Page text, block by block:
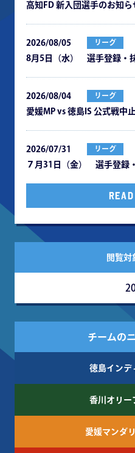
⾼知FD 新⼊団選⼿のお知ら
2026/08/05 リーグ
8月5日（水） 選手登録・
2026/08/04 リーグ
愛媛MP vs 徳島IS 公式戦中
2026/07/31 リーグ
７月31日（金） 選手登録
閲覧対
チームの
徳島インデ
香川オリー
愛媛マンダ